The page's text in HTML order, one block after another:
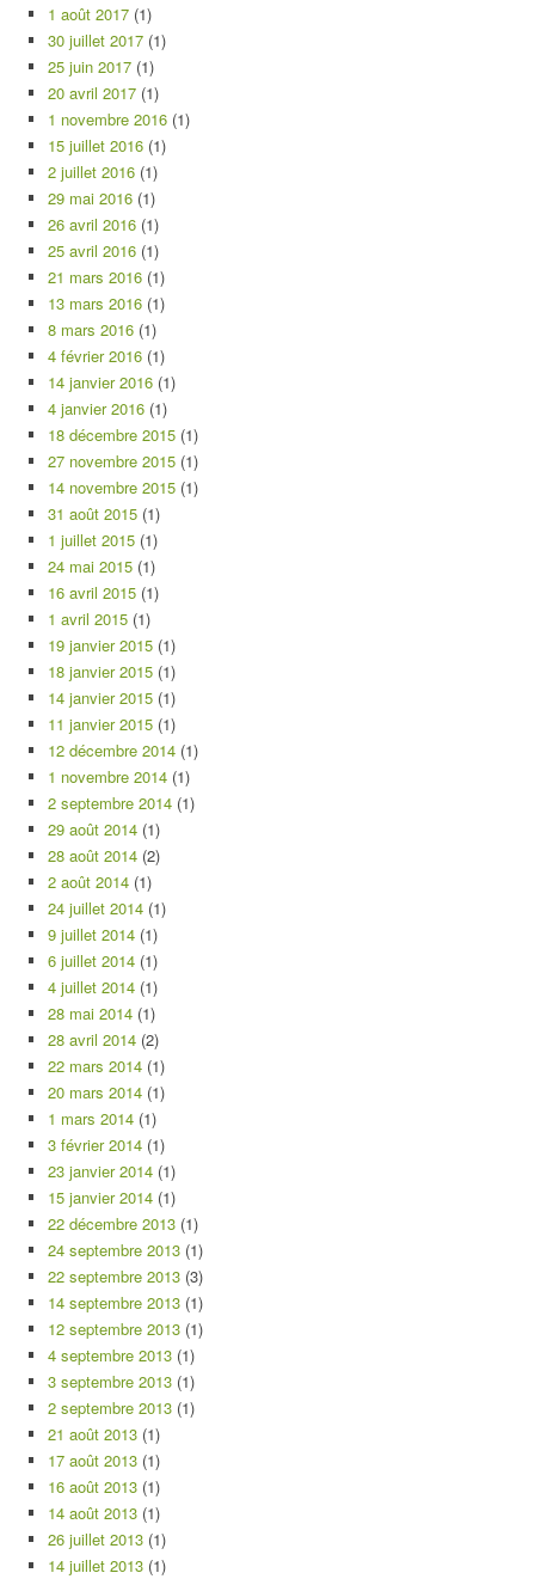
1 août 2017 (1)
30 juillet 2017 (1)
25 juin 2017 (1)
20 avril 2017 (1)
1 novembre 2016 (1)
15 juillet 2016 (1)
2 juillet 2016 (1)
29 mai 2016 (1)
26 avril 2016 (1)
25 avril 2016 (1)
21 mars 2016 (1)
13 mars 2016 (1)
8 mars 2016 (1)
4 février 2016 (1)
14 janvier 2016 (1)
4 janvier 2016 (1)
18 décembre 2015 (1)
27 novembre 2015 (1)
14 novembre 2015 (1)
31 août 2015 (1)
1 juillet 2015 (1)
24 mai 2015 (1)
16 avril 2015 (1)
1 avril 2015 (1)
19 janvier 2015 (1)
18 janvier 2015 (1)
14 janvier 2015 (1)
11 janvier 2015 (1)
12 décembre 2014 (1)
1 novembre 2014 (1)
2 septembre 2014 (1)
29 août 2014 (1)
28 août 2014 (2)
2 août 2014 (1)
24 juillet 2014 (1)
9 juillet 2014 (1)
6 juillet 2014 (1)
4 juillet 2014 (1)
28 mai 2014 (1)
28 avril 2014 (2)
22 mars 2014 (1)
20 mars 2014 (1)
1 mars 2014 (1)
3 février 2014 (1)
23 janvier 2014 (1)
15 janvier 2014 (1)
22 décembre 2013 (1)
24 septembre 2013 (1)
22 septembre 2013 (3)
14 septembre 2013 (1)
12 septembre 2013 (1)
4 septembre 2013 (1)
3 septembre 2013 (1)
2 septembre 2013 (1)
21 août 2013 (1)
17 août 2013 (1)
16 août 2013 (1)
14 août 2013 (1)
26 juillet 2013 (1)
14 juillet 2013 (1)